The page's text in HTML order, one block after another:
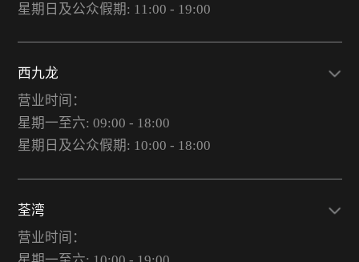
星期日及公众假期: 11:00 - 19:00
西九龙
营业时间：
星期一至六: 09:00 - 18:00
星期日及公众假期: 10:00 - 18:00
荃湾
营业时间：